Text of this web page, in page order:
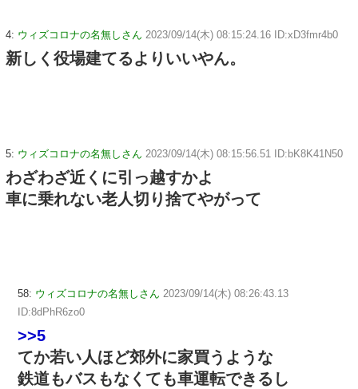
4: ウィズコロナの名無しさん 2023/09/14(木) 08:15:24.16 ID:xD3fmr4b0
新しく役場建てるよりいいやん。
5: ウィズコロナの名無しさん 2023/09/14(木) 08:15:56.51 ID:bK8K41N50
わざわざ近くに引っ越すかよ
車に乗れない老人切り捨てやがって
58: ウィズコロナの名無しさん 2023/09/14(木) 08:26:43.13
ID:8dPhR6zo0
>>5
てか若い人ほど郊外に家買うような
鉄道もバスもなくても車運転できるし